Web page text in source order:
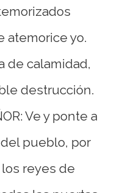
atemorice yo.
de calamidad,
destrucción.
Ve y ponte a
pueblo, por
reyes de